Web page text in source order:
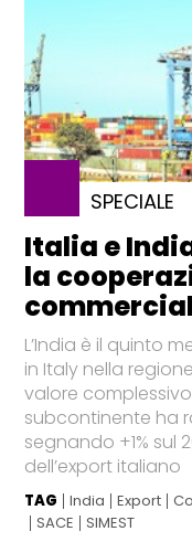
SPECIALE
Italia e
la
L’India è il quinto
in Italy nella
valore
subcontinente ha
segnando +1% sul
dell’export italiano
TAG India Export
SACE
SIMEST